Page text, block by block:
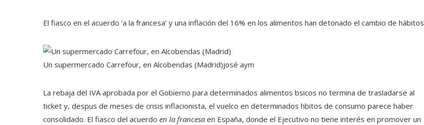
El fiasco en el acuerdo ‘a la francesa’ y una inflación del 16% en los alimentos han detonado el cambio de hábitos
Un supermercado Carrefour, en Alcobendas (Madrid)josé aym
La rebaja del IVA aprobada por el Gobierno para determinados alimentos bsicos no termina de trasladarse al
ticket y, despus de meses de crisis inflacionista, el vuelco en determinados hbitos de consumo parece haber
consolidado. El fiasco del acuerdo en la francesa en España, donde el Ejecutivo no tiene interés en promover un